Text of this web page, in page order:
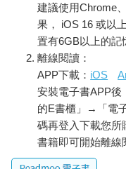
建議使用Chrome
果， iOS 16 或以
置有6GB以上的記
離線閱讀：
APP下載： iOS
安裝電子書APP
的E書櫃」→「電
碼再登入下載您所
書籍即可開始離線